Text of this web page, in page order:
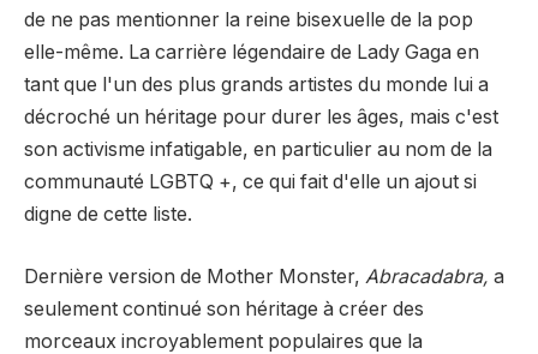
de ne pas mentionner la reine bisexuelle de la pop
elle-même. La carrière légendaire de Lady Gaga en
tant que l'un des plus grands artistes du monde lui a
décroché un héritage pour durer les âges, mais c'est
son activisme infatigable, en particulier au nom de la
communauté LGBTQ +, ce qui fait d'elle un ajout si
digne de cette liste.
Dernière version de Mother Monster, Abracadabra, a
seulement continué son héritage à créer des
morceaux incroyablement populaires que la